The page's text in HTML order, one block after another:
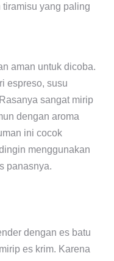
yang paling
aman untuk dicoba.
espreso, susu
sangat mirip
dengan aroma
ini cocok
menggunakan
panasnya.
dengan es batu
es krim. Karena